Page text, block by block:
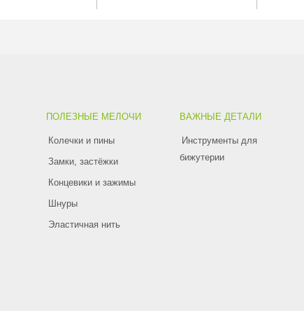
ПОЛЕЗНЫЕ МЕЛОЧИ
Колечки и пины
Замки, застёжки
Концевики и зажимы
Шнуры
Эластичная нить
ВАЖНЫЕ ДЕТАЛИ
Инструменты для
бижутерии